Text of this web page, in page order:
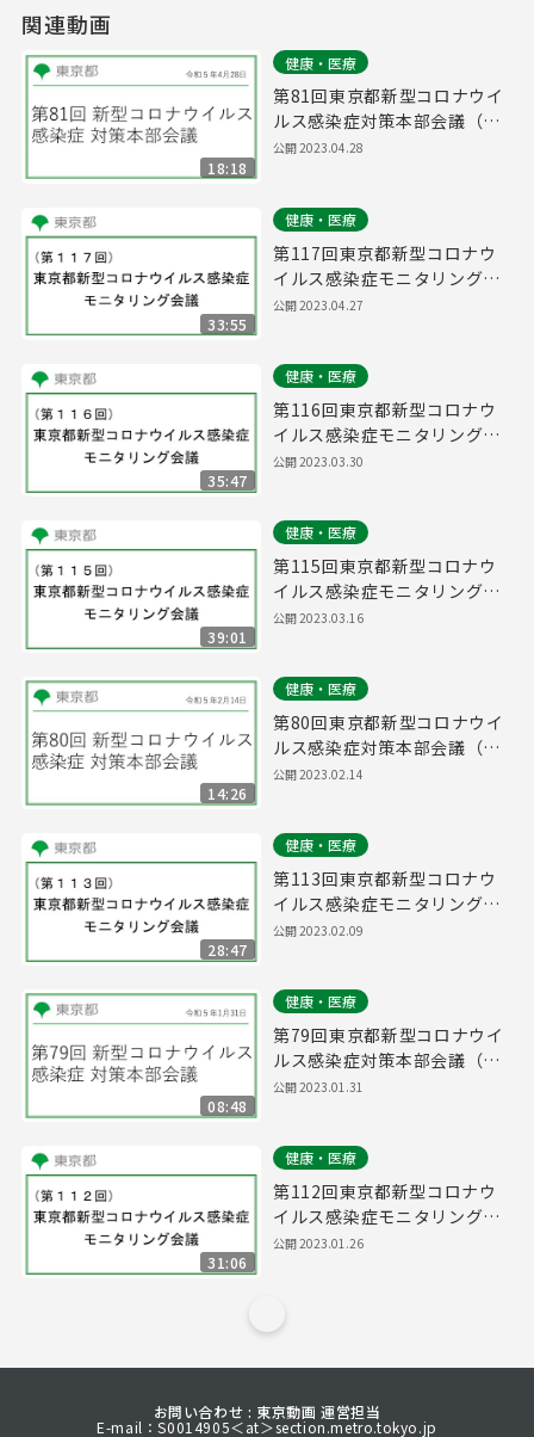
関連動画
18:18
健康・医療
第81回東京都新型コロナウイ
ルス感染症対策本部会議（令
和5年4月28日 17時00分～）
公開2023.04.28
33:55
健康・医療
第117回東京都新型コロナウ
イルス感染症モニタリング会
議(令和5年4月28日11時00分
公開2023.04.27
35:47
健康・医療
第116回東京都新型コロナウ
イルス感染症モニタリング会
議(令和5年3月30日13時00分
公開2023.03.30
39:01
健康・医療
第115回東京都新型コロナウ
イルス感染症モニタリング会
議(令和5年3月16日14時45分
公開2023.03.16
14:26
健康・医療
第80回東京都新型コロナウイ
ルス感染症対策本部会議（令
和5年2月14日 16時45分～）
公開2023.02.14
28:47
健康・医療
第113回東京都新型コロナウ
イルス感染症モニタリング会
議(令和5年2月9日17時15分
公開2023.02.09
08:48
健康・医療
第79回東京都新型コロナウイ
ルス感染症対策本部会議（令
和5年1月31日 16時15分～）
公開2023.01.31
31:06
健康・医療
第112回東京都新型コロナウ
イルス感染症モニタリング会
議(令和5年1月26日16時15分
公開2023.01.26
お問い合わせ : 東京動画 運営担当
E-mail：S0014905＜at＞section.metro.tokyo.jp